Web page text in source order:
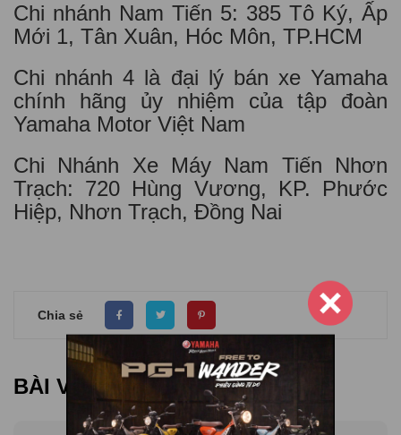
Chi nhánh Nam Tiến 5: 385 Tô Ký, Ấp
Mới 1, Tân Xuân, Hóc Môn, TP.HCM
Chi nhánh 4 là đại lý bán xe Yamaha
chính hãng ủy nhiệm của tập đoàn
Yamaha Motor Việt Nam
Chi Nhánh Xe Máy Nam Tiến Nhơn
Trạch: 720 Hùng Vương, KP. Phước
Hiệp, Nhơn Trạch, Đồng Nai
Chia sẻ
BÀI VIẾT LIÊN QUAN